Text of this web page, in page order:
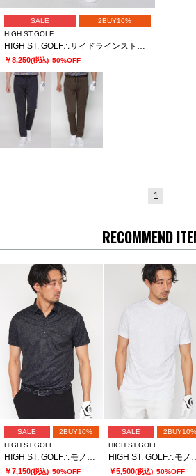
SALE
2BUY10%
HIGH ST.GOLF
HIGH ST. GOLF∴サイドラインストレッチスリムイージーパンツ
￥8,250(税込) 50%OFF
1
RECOMMEND
SALE
2BUY10%
HIGH ST.GOLF
HIGH ST. GOLF∴モノグラムロゴハイゲージ鹿の子ポロシャツ ＜AdE＞
￥7,150(税込) 50%OFF
SALE
2BUY10%
HIGH ST.GOLF
HIGH ST. GOLF∴モノグラムロ
￥5,500(税込) 50%OFF